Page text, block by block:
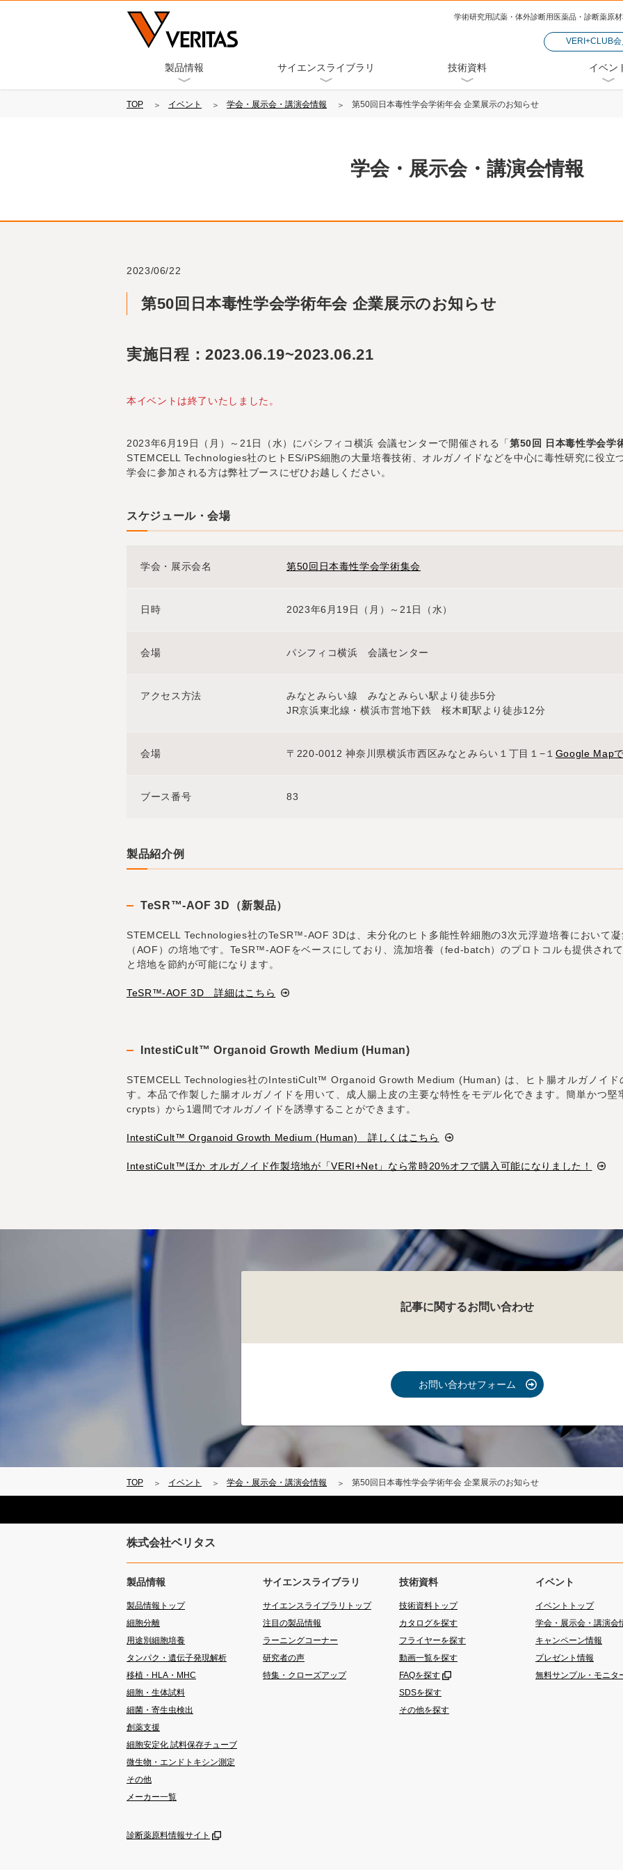
学術研究用試薬・体外診断用医薬品・診断薬原
VERI+CLUB
製品情報 サイエンスライブラリ 技術資料 イベン
TOP イベント 学会・展示会・講演会情報 第50回日本毒性学会学術年会 企業展示のお知らせ
学会・展示会・講演会情報
2023/06/22
第50回日本毒性学会学術年会 企業展示のお知らせ
実施日程：2023.06.19~2023.06.21
本イベントは終了いたしました。
2023年6月19日（月）～21日（水）にパシフィコ横浜 会議センターで開催される「第50回 日本毒性学会学
STEMCELL Technologies社のヒトES/iPS細胞の大量培養技術、オルガノイドなどを中心に毒性研究に役立
学会に参加される方は弊社ブースにぜひお越しください。
スケジュール・会場
学会・展示会名 第50回日本毒性学会学術集会
日時 2023年6月19日（月）～21日（水）
会場 パシフィコ横浜 会議センター
アクセス方法
みなとみらい線 みなとみらい駅より徒歩5分
JR京浜東北線・横浜市営地下鉄 桜木町駅より徒歩12分
会場 〒220-0012 神奈川県横浜市西区みなとみらい１丁目１−１ Google Map
ブース番号 83
製品紹介例
TeSR™-AOF 3D（新製品）
STEMCELL Technologies社のTeSR™-AOF 3Dは、未分化のヒト多能性幹細胞の3次元浮遊培養において
（AOF）の培地です。TeSR™-AOFをベースにしており、流加培養（fed-batch）のプロトコルも提供され
と培地を節約が可能になります。
TeSR™-AOF 3D 詳細はこちら
IntestiCult™ Organoid Growth Medium (Human)
STEMCELL Technologies社のIntestiCult™ Organoid Growth Medium (Human) は、ヒト腸オルガノイド
す。本品で作製した腸オルガノイドを用いて、成人腸上皮の主要な特性をモデル化できます。簡単かつ
crypts）から1週間でオルガノイドを誘導することができます。
IntestiCult™ Organoid Growth Medium (Human) 詳しくはこちら
IntestiCult™ほか オルガノイド作製培地が「VERI+Net」なら常時20%オフで購入可能になりました！
記事に関するお問い合わせ
お問い合わせフォーム
TOP イベント 学会・展示会・講演会情報 第50回日本毒性学会学術年会 企業展示のお知らせ
株式会社ベリタス
製品情報
製品情報トップ
細胞分離
用途別細胞培養
タンパク・遺伝子発現解析
移植・HLA・MHC
細胞・生体試料
細菌・寄生虫検出
創薬支援
細胞安定化 試料保存チューブ
微生物・エンドトキシン測定
その他
メーカー一覧
診断薬原料情報サイト
サイエンスライブラリ
サイエンスライブラリトップ
注目の製品情報
ラーニングコーナー
研究者の声
特集・クローズアップ
技術資料
技術資料トップ
カタログを探す
フライヤーを探す
動画一覧を探す
FAQを探す
SDSを探す
その他を探す
イベント
イベントトップ
学会・展示会・講演会
キャンペーン情報
プレゼント情報
無料サンプル・モニタ